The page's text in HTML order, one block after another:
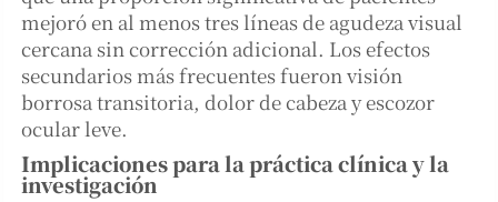
mejoró en al menos tres líneas de agudeza visual
cercana sin corrección adicional. Los efectos
secundarios más frecuentes fueron visión
borrosa transitoria, dolor de cabeza y escozor
ocular leve.
Implicaciones para la práctica clínica y la
investigación